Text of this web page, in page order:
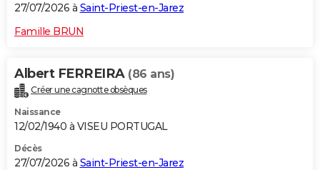
27/07/2026 à Saint-Priest-en-Jarez
Famille BRUN
Albert FERREIRA (86 ans)
Créer une cagnotte obsèques
Naissance
12/02/1940 à VISEU PORTUGAL
Décès
27/07/2026 à Saint-Priest-en-Jarez